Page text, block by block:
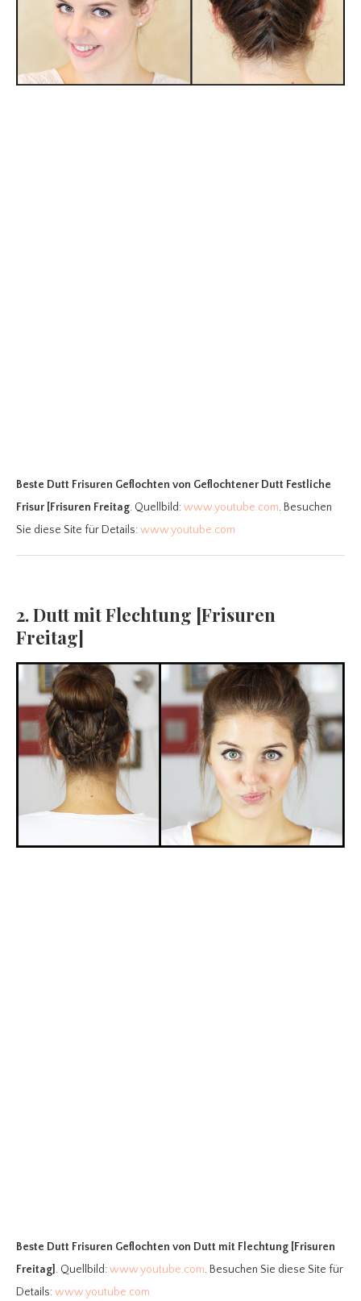
Beste Dutt Frisuren Geflochten von Geflochtener Dutt Festliche
Frisur [Frisuren Freitag. Quellbild:www.youtube.com. Besuchen
Sie diese Site für Details:www.youtube.com
2. Dutt mit Flechtung [Frisuren
Freitag]
Beste Dutt Frisuren Geflochten von Dutt mit Flechtung [Frisuren
Freitag] . Quellbild:www.youtube.com. Besuchen Sie diese Site für
Details:www.youtube.com